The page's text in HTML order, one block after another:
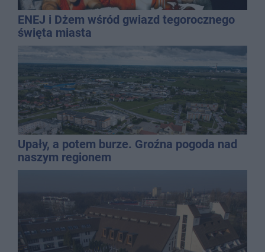
ENEJ i Dżem wśród gwiazd tegorocznego
święta miasta
Upały, a potem burze. Groźna pogoda nad
naszym regionem